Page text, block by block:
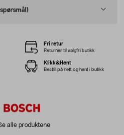
alle produktene
Fri retur
Returner til valgfri butikk
Klikk&Hent
Bestill på nett og hent i butikk